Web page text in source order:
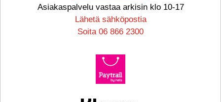
Asiakaspalvelu vastaa arkisin klo 10-17
Lähetä sähköpostia
Soita 06 866 2300